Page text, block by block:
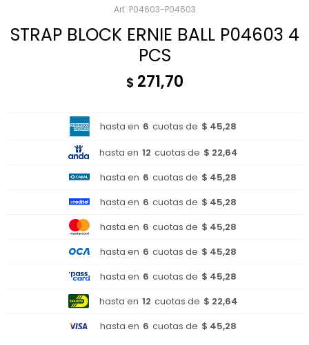
P04603-P04603
STRAP BLOCK ERNIE BALL P04603 4
PCS
$ 271,70
hasta en 6 cuotas de $ 45,28
hasta en 12 cuotas de $ 22,64
hasta en 6 cuotas de $ 45,28
hasta en 6 cuotas de $ 45,28
hasta en 6 cuotas de $ 45,28
hasta en 6 cuotas de $ 45,28
hasta en 6 cuotas de $ 45,28
hasta en 12 cuotas de $ 22,64
hasta en 6 cuotas de $ 45,28